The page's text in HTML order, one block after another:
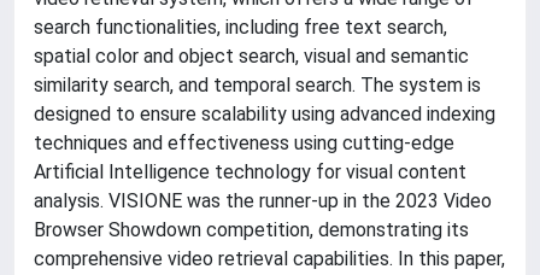
search functionalities, including free text search,
spatial color and object search, visual and semantic
similarity search, and temporal search. The system is
designed to ensure scalability using advanced indexing
techniques and effectiveness using cutting-edge
Artificial Intelligence technology for visual content
analysis. VISIONE was the runner-up in the 2023 Video
Browser Showdown competition, demonstrating its
comprehensive video retrieval capabilities. In this paper,